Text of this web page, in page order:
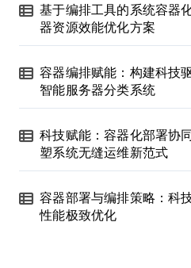
基于编排工具的系统容器
器资源效能优化方案
容器编排赋能：构建科技
智能服务器分类系统
科技赋能：容器化部署协
塑系统无缝运维新范式
容器部署与编排策略：科
性能极致优化